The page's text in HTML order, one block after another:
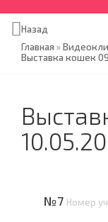
Назад
Главная »
Выставка кошек
№7 Номер